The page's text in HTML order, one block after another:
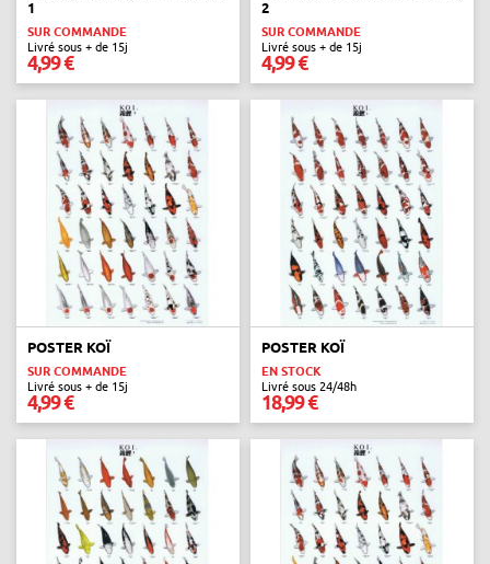
1
SUR COMMANDE
Livré sous + de 15j
4,99 €
2
SUR COMMANDE
Livré sous + de 15j
4,99 €
POSTER KOÏ
SUR COMMANDE
Livré sous + de 15j
4,99 €
POSTER KOÏ
EN STOCK
Livré sous 24/48h
18,99 €